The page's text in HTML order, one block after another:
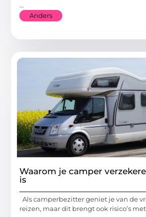
...
Anders
Waarom je camper
is
Als camperbezitter geniet je van de
reizen, maar dit brengt ook risico’s